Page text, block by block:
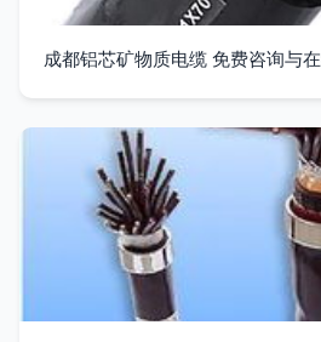
成都铝芯矿物质电缆 免费咨询与